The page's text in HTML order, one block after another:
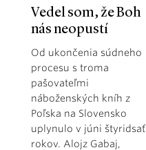
Vedel som, že Boh
nás neopustí
Od ukončenia súdneho
procesu s troma
pašovateľmi
náboženských kníh z
Poľska na Slovensko
uplynulo v júni štyridsať
rokov. Alojz Gabaj,